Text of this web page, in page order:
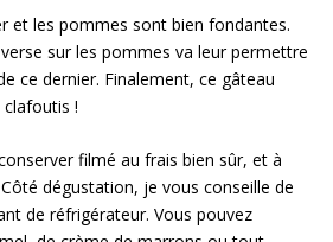
et les pommes sont bien fondantes.
verse sur les pommes va leur permettre
ce dernier. Finalement, ce gâteau
!
filmé au frais bien sûr, et à
dégustation, je vous conseille de
de réfrigérateur. Vous pouvez